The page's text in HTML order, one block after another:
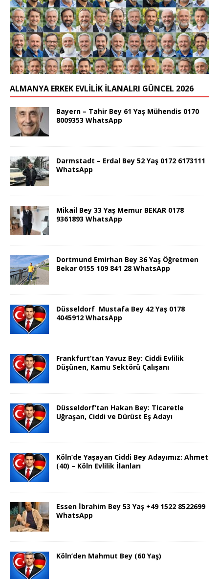
ALMANYA ERKEK EVLİLİK İLANALRI GÜNCEL 2026
Bayern – Tahir Bey 61 Yaş Mühendis 0170
8009353 WhatsApp
Darmstadt – Erdal Bey 52 Yaş 0172 6173111
WhatsApp
Mikail Bey 33 Yaş Memur BEKAR 0178
9361893 WhatsApp
Dortmund Emirhan Bey 36 Yaş Öğretmen
Bekar 0155 109 841 28 WhatsApp
Düsseldorf Mustafa Bey 42 Yaş 0178
4045912 WhatsApp
Frankfurt’tan Yavuz Bey: Ciddi Evlilik
Düşünen, Kamu Sektörü Çalışanı
Düsseldorf’tan Hakan Bey: Ticaretle
Uğraşan, Ciddi ve Dürüst Eş Adayı
Köln’de Yaşayan Ciddi Bey Adayımız: Ahmet
(40) – Köln Evlilik İlanları
Essen İbrahim Bey 53 Yaş +49 1522 8522699
WhatsApp
Köln’den Mahmut Bey (60 Yaş)